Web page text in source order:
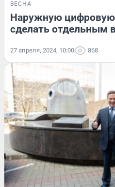
ВЕСНА
Наружную цифровую
сделать отдельным
27 апреля, 2024, 10:00 868